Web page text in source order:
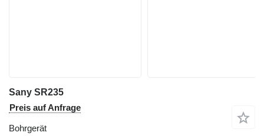
Sany SR235
Preis auf Anfrage
Bohrgerät